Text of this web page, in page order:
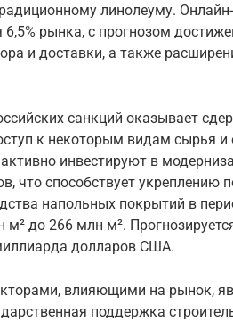
линолеуму.
рынка, с прогнозом
и доставки, а также
санкций оказывает
к некоторым видам сырья и
инвестируют в
что способствует укреплению
напольных покрытий в
м² до 266 млн м².
долларов США.
влияющими на рынок,
поддержка